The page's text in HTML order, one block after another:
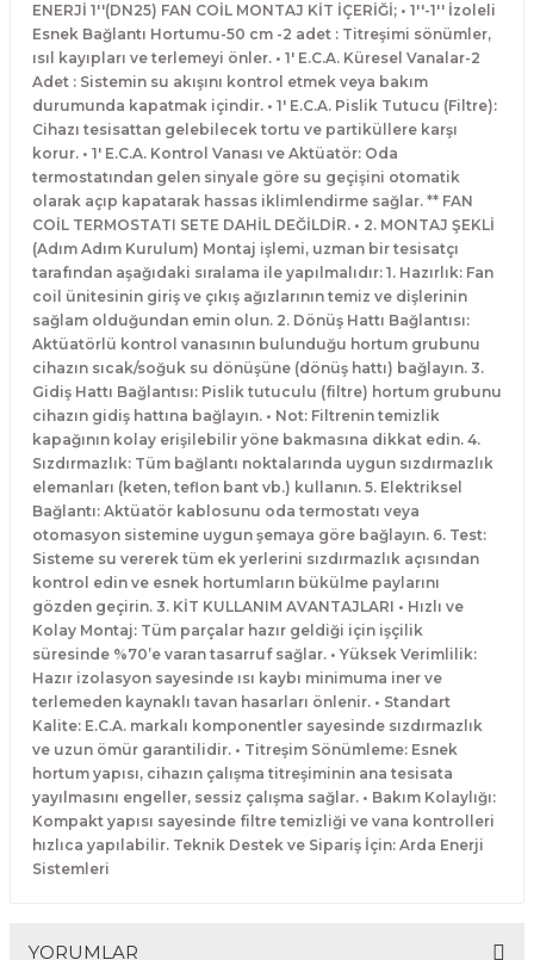
ENERJİ 1''(DN25) FAN COİL MONTAJ KİT İÇERİĞİ; • 1''-1'' İzoleli
Esnek Bağlantı Hortumu-50 cm -2 adet : Titreşimi sönümler,
ısıl kayıpları ve terlemeyi önler. • 1' E.C.A. Küresel Vanalar-2
Adet : Sistemin su akışını kontrol etmek veya bakım
durumunda kapatmak içindir. • 1' E.C.A. Pislik Tutucu (Filtre):
Cihazı tesisattan gelebilecek tortu ve partiküllere karşı
korur. • 1' E.C.A. Kontrol Vanası ve Aktüatör: Oda
termostatından gelen sinyale göre su geçişini otomatik
olarak açıp kapatarak hassas iklimlendirme sağlar. ** FAN
COİL TERMOSTATI SETE DAHİL DEĞİLDİR. • 2. MONTAJ ŞEKLİ
(Adım Adım Kurulum) Montaj işlemi, uzman bir tesisatçı
tarafından aşağıdaki sıralama ile yapılmalıdır: 1. Hazırlık: Fan
coil ünitesinin giriş ve çıkış ağızlarının temiz ve dişlerinin
sağlam olduğundan emin olun. 2. Dönüş Hattı Bağlantısı:
Aktüatörlü kontrol vanasının bulunduğu hortum grubunu
cihazın sıcak/soğuk su dönüşüne (dönüş hattı) bağlayın. 3.
Gidiş Hattı Bağlantısı: Pislik tutuculu (filtre) hortum grubunu
cihazın gidiş hattına bağlayın. • Not: Filtrenin temizlik
kapağının kolay erişilebilir yöne bakmasına dikkat edin. 4.
Sızdırmazlık: Tüm bağlantı noktalarında uygun sızdırmazlık
elemanları (keten, teflon bant vb.) kullanın. 5. Elektriksel
Bağlantı: Aktüatör kablosunu oda termostatı veya
otomasyon sistemine uygun şemaya göre bağlayın. 6. Test:
Sisteme su vererek tüm ek yerlerini sızdırmazlık açısından
kontrol edin ve esnek hortumların bükülme paylarını
gözden geçirin. 3. KİT KULLANIM AVANTAJLARI • Hızlı ve
Kolay Montaj: Tüm parçalar hazır geldiği için işçilik
süresinde %70’e varan tasarruf sağlar. • Yüksek Verimlilik:
Hazır izolasyon sayesinde ısı kaybı minimuma iner ve
terlemeden kaynaklı tavan hasarları önlenir. • Standart
Kalite: E.C.A. markalı komponentler sayesinde sızdırmazlık
ve uzun ömür garantilidir. • Titreşim Sönümleme: Esnek
hortum yapısı, cihazın çalışma titreşiminin ana tesisata
yayılmasını engeller, sessiz çalışma sağlar. • Bakım Kolaylığı:
Kompakt yapısı sayesinde filtre temizliği ve vana kontrolleri
hızlıca yapılabilir. Teknik Destek ve Sipariş İçin: Arda Enerji
Sistemleri
YORUMLAR